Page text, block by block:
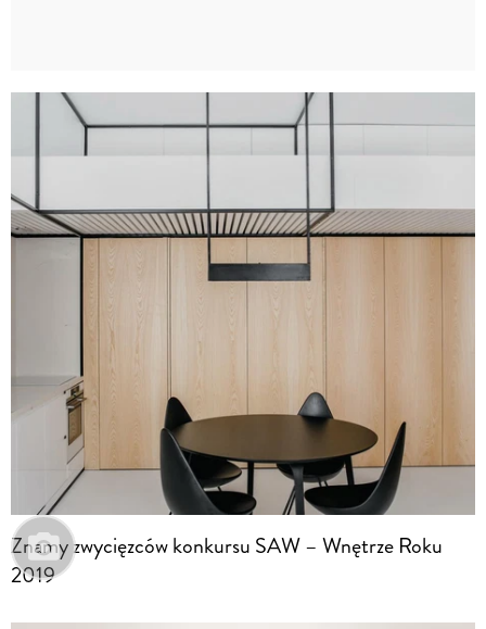
Znamy zwycięzców konkursu SAW – Wnętrze Roku
2019